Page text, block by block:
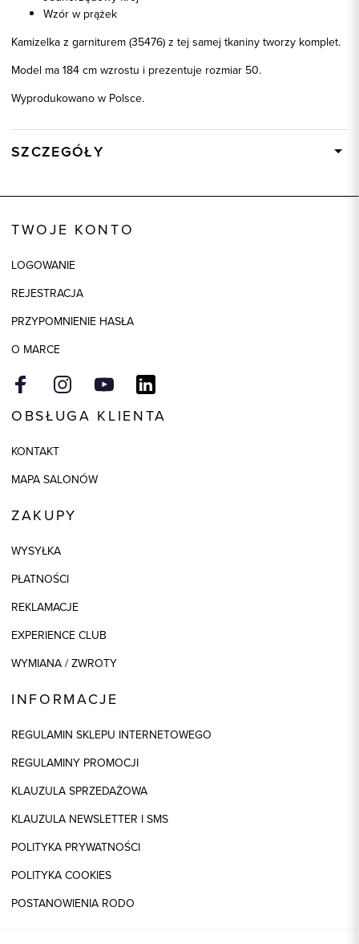
Wzór w prążek
Kamizelka z garniturem (35476) z tej samej tkaniny tworzy komplet.
Model ma 184 cm wzrostu i prezentuje rozmiar 50.
Wyprodukowano w Polsce.
SZCZEGÓŁY
Skład tkaniny
TWOJE KONTO
LOGOWANIE
REJESTRACJA
PRZYPOMNIENIE HASŁA
O MARCE
OBSŁUGA KLIENTA
KONTAKT
MAPA SALONÓW
ZAKUPY
WYSYŁKA
PŁATNOŚCI
REKLAMACJE
EXPERIENCE CLUB
WYMIANA / ZWROTY
INFORMACJE
REGULAMIN SKLEPU INTERNETOWEGO
REGULAMINY PROMOCJI
KLAUZULA SPRZEDAŻOWA
KLAUZULA NEWSLETTER I SMS
POLITYKA PRYWATNOŚCI
POLITYKA COOKIES
POSTANOWIENIA RODO